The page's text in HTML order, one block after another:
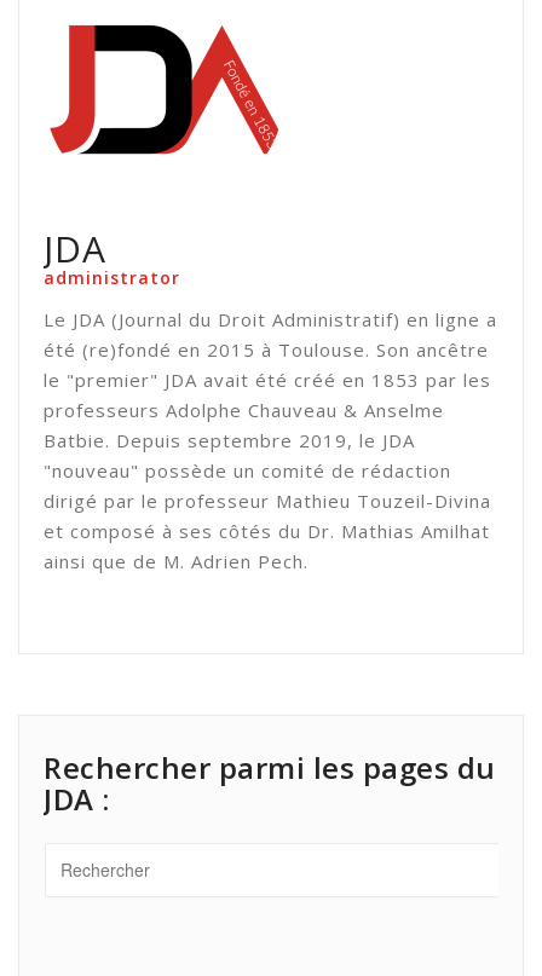
JDA
administrator
Le JDA (Journal du Droit Administratif) en ligne a
été (re)fondé en 2015 à Toulouse. Son ancêtre
le "premier" JDA avait été créé en 1853 par les
professeurs Adolphe Chauveau & Anselme
Batbie. Depuis septembre 2019, le JDA
"nouveau" possède un comité de rédaction
dirigé par le professeur Mathieu Touzeil-Divina
et composé à ses côtés du Dr. Mathias Amilhat
ainsi que de M. Adrien Pech.
Rechercher parmi les pages du
JDA :